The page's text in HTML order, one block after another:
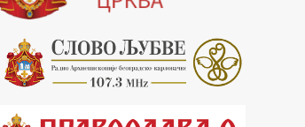
20.00 Вести из Цркве
20.15 Реч архијереја
20.30 Млади у Цркви